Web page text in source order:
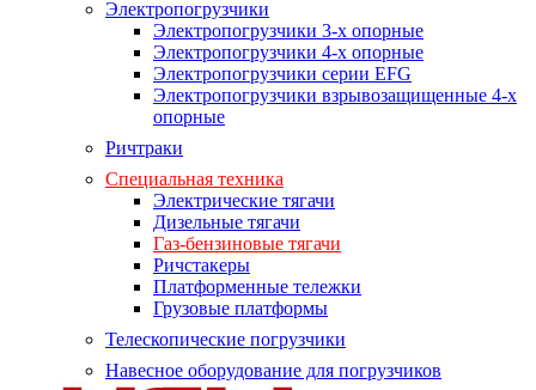
Электропогрузчики
Электропогрузчики 3-х опорные
Электропогрузчики 4-х опорные
Электропогрузчики серии EFG
Электропогрузчики взрывозащищенные 4-х
опорные
Ричтраки
Специальная техника
Электрические тягачи
Дизельные тягачи
Газ-бензиновые тягачи
Ричстакеры
Платформенные тележки
Грузовые платформы
Телескопические погрузчики
Навесное оборудование для погрузчиков